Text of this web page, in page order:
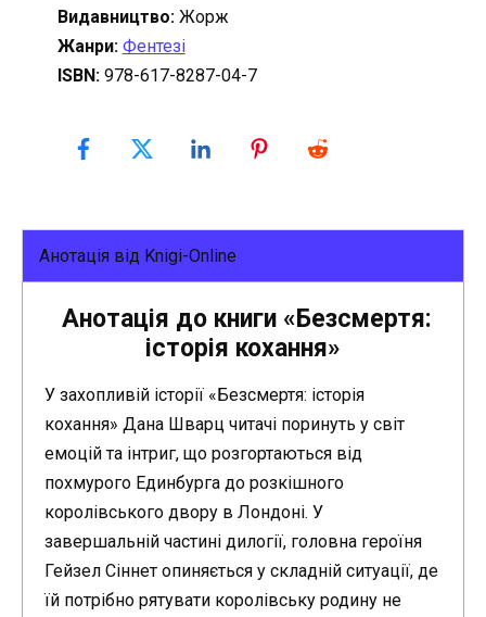
Видавництво:Жорж
Жанри: Фентезі
ISBN:978-617-8287-04-7
Анотація від Knigi-Online
Анотація до книги «Безсмертя:
історія кохання»
У захопливій історії «Безсмертя: історія
кохання» Дана Шварц читачі поринуть у світ
емоцій та інтриг, що розгортаються від
похмурого Единбурга до розкішного
королівського двору в Лондоні. У
завершальній частині дилогії, головна героїня
Гейзел Сіннет опиняється у складній ситуації, де
їй потрібно рятувати королівську родину не